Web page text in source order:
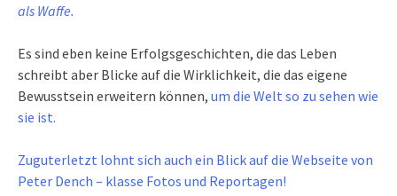
als Waffe.
Es sind eben keine Erfolgsgeschichten, die das Leben
schreibt aber Blicke auf die Wirklichkeit, die das eigene
Bewusstsein erweitern können, um die Welt so zu sehen wie
sie ist.
Zuguterletzt lohnt sich auch ein Blick auf die Webseite von
Peter Dench – klasse Fotos und Reportagen!